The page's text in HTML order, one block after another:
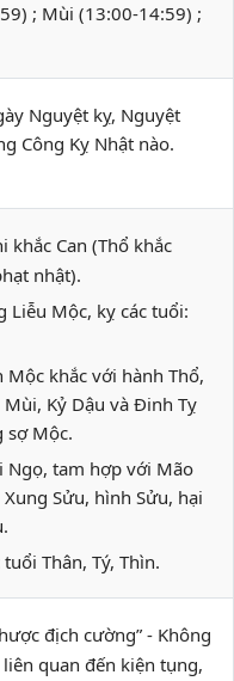
; Mùi (13:00-14:59) ;
Nguyệt kỵ, Nguyệt
Công Kỵ Nhật nào.
khắc Can (Thổ khắc
nhật).
Liễu Mộc, kỵ các tuổi:
khắc với hành Thổ,
Kỷ Dậu và Đinh Tỵ
sợ Mộc.
Ngọ, tam hợp với Mão
Sửu, hình Sửu, hại
Thân, Tý, Thìn.
địch cường” - Không
quan đến kiện tụng,